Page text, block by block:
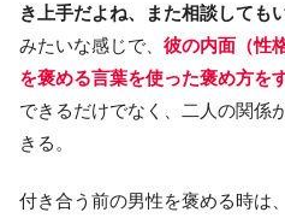
き上手だよね、また相談しても
みたいな感じで、 彼の内面（性
を褒める言葉を使った褒め方を
できるだけでなく、二人の関係
きる。
付き合う前の男性を褒める時は